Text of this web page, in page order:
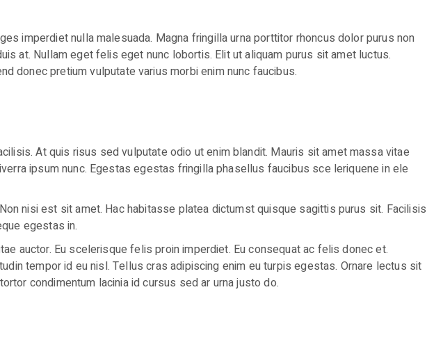
imperdiet nulla malesuada. Magna fringilla urna porttitor rhoncus dolor purus non
at. Nullam eget felis eget nunc lobortis. Elit ut aliquam purus sit amet luctus.
donec pretium vulputate varius morbi enim nunc faucibus.
At quis risus sed vulputate odio ut enim blandit. Mauris sit amet massa vitae
ipsum nunc. Egestas egestas fringilla phasellus faucibus sce leriquene in ele
nisi est sit amet. Hac habitasse platea dictumst quisque sagittis purus sit. Facilisis
egestas in.
auctor. Eu scelerisque felis proin imperdiet. Eu consequat ac felis donec et.
tempor id eu nisl. Tellus cras adipiscing enim eu turpis egestas. Ornare lectus sit
condimentum lacinia id cursus sed ar urna justo do.